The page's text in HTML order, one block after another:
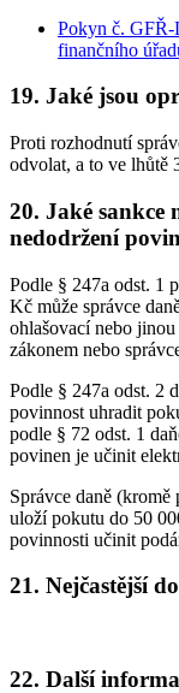
Pokyn č. GFŘ-
finančního
19. Jaké jsou
Proti rozhodnutí
odvolat, a to ve lhůtě
20. Jaké
nedodržení
Podle § 247a odst. 1
Kč může správce
ohlašovací nebo
zákonem nebo
Podle § 247a odst. 2
povinnost uhradit
podle § 72 odst. 1
povinen je učinit
Správce daně
uloží pokutu do 50
povinnosti učinit
21. Nejčastější
22. Další